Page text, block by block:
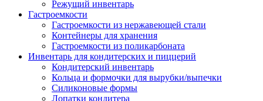
Режущий инвентарь
Гастроемкости
Гастроемкости из нержавеющей стали
Контейнеры для хранения
Гастроемкости из поликарбоната
Инвентарь для кондитерских и пиццерий
Кондитерский инвентарь
Кольца и формочки для вырубки/выпечки
Силиконовые формы
Лопатки кондитера